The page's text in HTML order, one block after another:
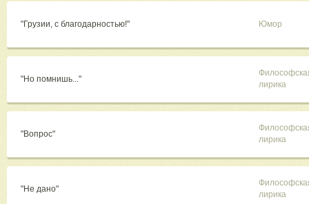
"Грузии, с благодарностью!" Юмор
"Но помнишь..."
лирика
"Вопрос"
лирика
"Не дано"
лирика